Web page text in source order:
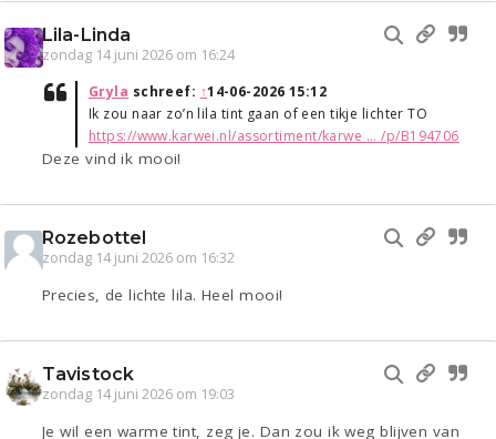
Lila-Linda
zondag 14 juni 2026 om 16:24
Gryla schreef: ↑14-06-2026 15:12
Ik zou naar zo’n lila tint gaan of een tikje lichter TO
https://www.karwei.nl/assortiment/karwe ... /p/B194706
Deze vind ik mooi!
Rozebottel
zondag 14 juni 2026 om 16:32
Precies, de lichte lila. Heel mooi!
Tavistock
zondag 14 juni 2026 om 19:03
Je wil een warme tint, zeg je. Dan zou ik weg blijven van